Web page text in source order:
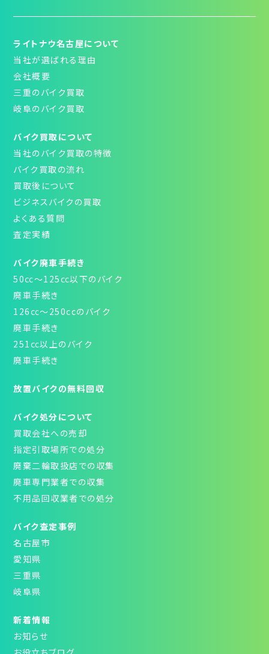
ライトナウ名古屋について
当社が選ばれる理由
会社概要
三重のバイク買取
岐阜のバイク買取
バイク買取について
当社のバイク買取の特徴
バイク買取の流れ
買取後について
ビジネスバイクの買取
よくある質問
査定実績
バイク廃車手続き
50㏄～125㏄以下のバイク
廃車手続き
126㏄～250ccのバイク
廃車手続き
251㏄以上のバイク
廃車手続き
放置バイクの無料回収
バイク処分について
買取会社への売却
指定引取場所での処分
廃棄二輪取扱店での収集
廃車専門業者での収集
不用品回収業者での処分
バイク査定事例
名古屋市
愛知県
三重県
岐阜県
新着情報
お知らせ